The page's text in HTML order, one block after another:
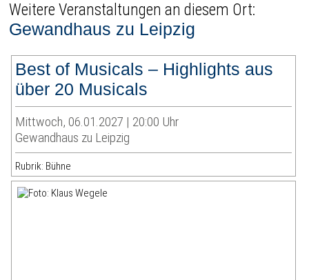
Weitere Veranstaltungen an diesem Ort:
Gewandhaus zu Leipzig
Best of Musicals – Highlights aus
über 20 Musicals
Mittwoch, 06.01.2027 | 20:00 Uhr
Gewandhaus zu Leipzig
Rubrik: Bühne